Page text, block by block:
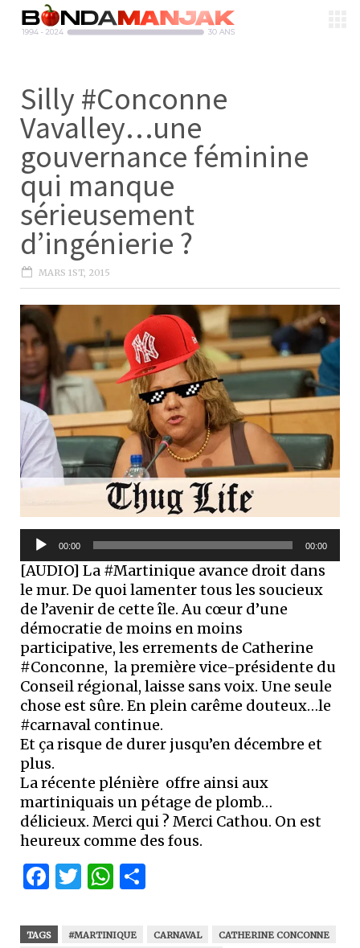
Silly #Conconne
Vavalley…une
gouvernance féminine
qui manque
sérieusement
d’ingénierie ?
MARS 1ST, 2015
Lecteur
audio00:00 00:00
[AUDIO] La #Martinique avance droit dans
le mur. De quoi lamenter tous les soucieux
de l’avenir de cette île. Au cœur d’une
démocratie de moins en moins
participative, les errements de Catherine
#Conconne, la première vice-présidente du
Conseil régional, laisse sans voix. Une seule
chose est sûre. En plein carême douteux…le
#carnaval continue.
Et ça risque de durer jusqu’en décembre et
plus.
La récente plénière offre ainsi aux
martiniquais un pétage de plomb…
délicieux. Merci qui ? Merci Cathou. On est
heureux comme des fous.
Facebook
Twitter
WhatsApp
TAGS #MARTINIQUE CARNAVAL
CATHERINE CONCONNE